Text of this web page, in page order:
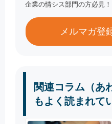
企業の情シス部門の方必見！
メルマガ登
関連コラム（あ
もよく読まれて